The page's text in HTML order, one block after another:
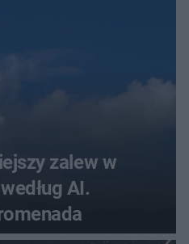
zalew w
AI.